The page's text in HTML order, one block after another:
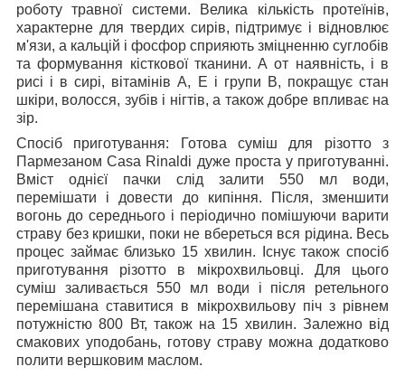
роботу травної системи. Велика кількість протеїнів,
характерне для твердих сирів, підтримує і відновлює
м'язи, а кальцій і фосфор сприяють зміцненню суглобів
та формування кісткової тканини. А от наявність, і в
рисі і в сирі, вітамінів А, Е і групи В, покращує стан
шкіри, волосся, зубів і нігтів, а також добре впливає на
зір.
Спосіб приготування: Готова суміш для різотто з
Пармезаном Casa Rinaldi дуже проста у приготуванні.
Вміст однієї пачки слід залити 550 мл води,
перемішати і довести до кипіння. Після, зменшити
вогонь до середнього і періодично помішуючи варити
страву без кришки, поки не вбереться вся рідина. Весь
процес займає близько 15 хвилин. Існує також спосіб
приготування різотто в мікрохвильовці. Для цього
суміш заливається 550 мл води і після ретельного
перемішана ставитися в мікрохвильову піч з рівнем
потужністю 800 Вт, також на 15 хвилин. Залежно від
смакових уподобань, готову страву можна додатково
полити вершковим маслом.